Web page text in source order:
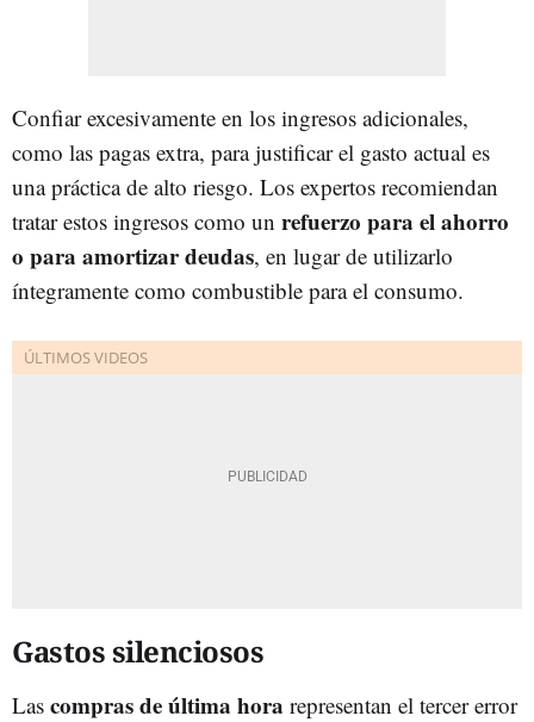
Confiar excesivamente en los ingresos adicionales,
como las pagas extra, para justificar el gasto actual es
una práctica de alto riesgo. Los expertos recomiendan
tratar estos ingresos como un refuerzo para el ahorro
o para amortizar deudas, en lugar de utilizarlo
íntegramente como combustible para el consumo.
Gastos silenciosos
Las compras de última hora representan el tercer error